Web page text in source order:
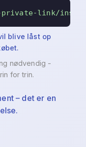
link/
blive låst op
nødvendig -
for trin.
– ​​det er en